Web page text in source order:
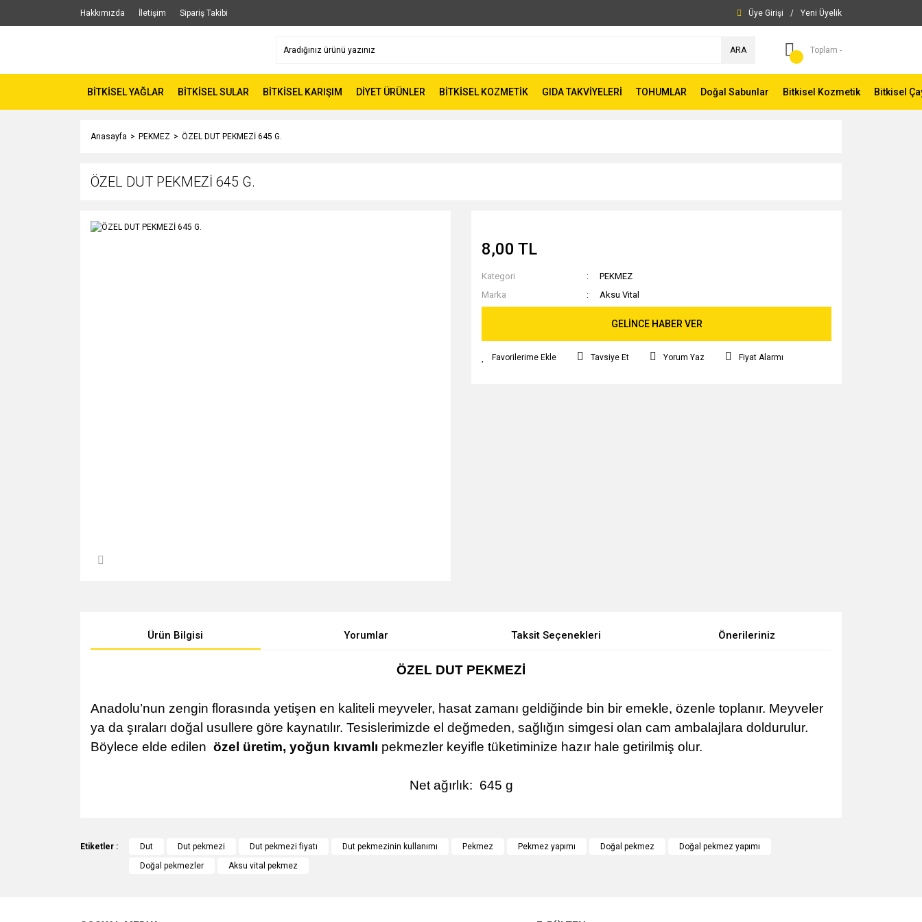
Hakkımızda İletişim Sipariş Takibi Üye Girişi / Yeni Üyelik
ARA Toplam -
BİTKİSEL YAĞLAR BİTKİSEL SULAR BİTKİSEL KARIŞIM DİYET ÜRÜNLER BİTKİSEL KOZMETİK GIDA TAKVİYELERİ TOHUMLAR Doğal Sabunlar Bitkisel Kozmetik Bitkisel
Anasayfa PEKMEZ ÖZEL DUT PEKMEZİ 645 G.
ÖZEL DUT PEKMEZİ 645 G.
8,00 TL
Kategori
PEKMEZ
Marka
Aksu Vital
GELİNCE HABER VER
Tavsiye Et Yorum Yaz Fiyat Alarmı
Ürün Bilgisi Yorumlar Taksit Seçenekleri Önerileriniz
ÖZEL DUT PEKMEZİ
Anadolu’nun zengin florasında yetişen en kaliteli meyveler, hasat zamanı geldiğinde bin bir emekle, özenle toplanır. Meyveler
ya da şıraları doğal usullere göre kaynatılır. Tesislerimizde el değmeden, sağlığın simgesi olan cam ambalajlara doldurulur.
Böylece elde edilen özel üretim, yoğun kıvamlı pekmezler keyifle tüketiminize hazır hale getirilmiş olur.
Net ağırlık: 645 g
Bu ürüne ilk yorumu siz yapın!
Ürün resmi kalitesiz, bozuk veya görüntülenemiyor.
Etiketler : Dut Dut pekmezi Dut pekmezi fiyatı Dut pekmezinin kullanımı Pekmez Pekmez yapımı Doğal pekmez
Doğal pekmez yapımı
Doğal pekmezler
Aksu vital pekmez